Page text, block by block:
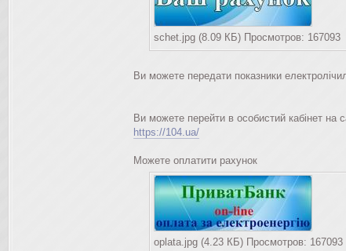
schet.jpg (8.09 КБ) Просмотров: 167093
Ви можете передати показники
Ви можете перейти в особистий кабінет на
https://104.ua/
Можете оплатити рахунок
oplata.jpg (4.23 КБ) Просмотров: 167093